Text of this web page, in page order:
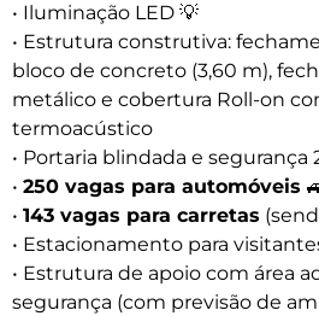
• Iluminação LED 💡
• Estrutura construtiva:
bloco de concreto (3,60 m),
metálico e cobertura Roll-on
termoacústico
• Portaria blindada e segurança
• 250 vagas para automóveis
• 143 vagas para carretas
• Estacionamento para
• Estrutura de apoio com área
segurança (com previsão de